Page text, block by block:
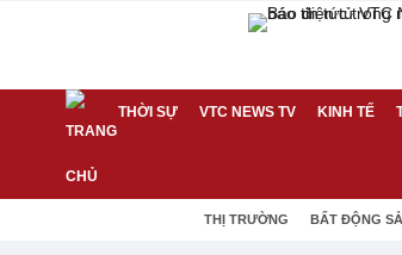
THỜI SỰ VTC NEWS TV KINH TẾ
THỊ TRƯỜNG BẤT ĐỘNG